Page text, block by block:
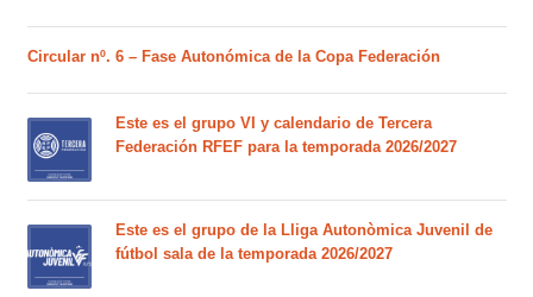
Circular nº. 6 – Fase Autonómica de la Copa Federación
Este es el grupo VI y calendario de Tercera
Federación RFEF para la temporada 2026/2027
Este es el grupo de la Lliga Autonòmica Juvenil de
fútbol sala de la temporada 2026/2027